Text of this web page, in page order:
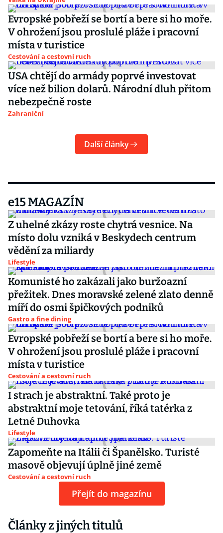
Evropské pobřeží se bortí a bere si ho moře.
V ohrožení jsou proslulé pláže i pracovní
místa v turistice
Cestování a cestovní ruch
USA chtějí do armády poprvé investovat
více než bilion dolarů. Národní dluh přitom
nebezpečně roste
Zahraniční
Další články
e15 MAGAZÍN
Z uhelné zkázy roste chytrá vesnice. Na
místo dolu vzniká v Beskydech centrum
vědění za miliardy
Lifestyle
Komunisté ho zakázali jako buržoazní
přežitek. Dnes moravské zelené zlato denně
míří do osmi špičkových podniků
Gastro a fine dining
Evropské pobřeží se bortí a bere si ho moře.
V ohrožení jsou proslulé pláže i pracovní
místa v turistice
Cestování a cestovní ruch
I strach je abstraktní. Také proto je
abstraktní moje tetování, říká tatérka z
Letné Duhovka
Lifestyle
Zapomeňte na Itálii či Španělsko. Turisté
masově objevují úplně jiné země
Cestování a cestovní ruch
Přejít do magazínu
Články z jiných titulů